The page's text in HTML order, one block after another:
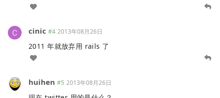
cinic #4 2013年08月26日
2011 年就放弃用 rails 了
huihen #5 2013年08月26日